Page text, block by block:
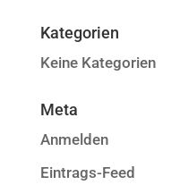
Kategorien
Keine Kategorien
Meta
Anmelden
Eintrags-Feed